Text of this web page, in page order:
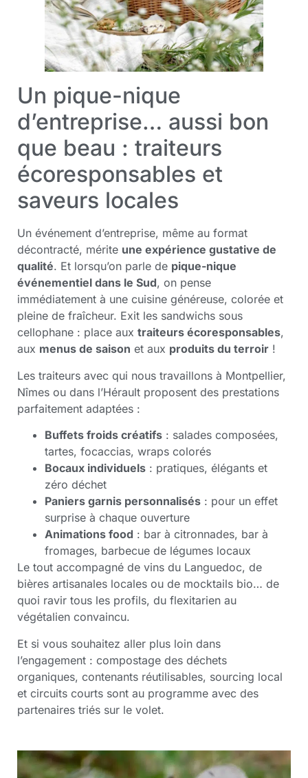
Un pique-nique
d’entreprise… aussi bon
que beau : traiteurs
écoresponsables et
saveurs locales
Un événement d’entreprise, même au format
décontracté, mérite une expérience gustative de
qualité. Et lorsqu’on parle de pique-nique
événementiel dans le Sud, on pense
immédiatement à une cuisine généreuse, colorée et
pleine de fraîcheur. Exit les sandwichs sous
cellophane : place aux traiteurs écoresponsables,
aux menus de saison et aux produits du terroir !
Les traiteurs avec qui nous travaillons à Montpellier,
Nîmes ou dans l’Hérault proposent des prestations
parfaitement adaptées :
Buffets froids créatifs : salades composées,
tartes, focaccias, wraps colorés
Bocaux individuels : pratiques, élégants et
zéro déchet
Paniers garnis personnalisés : pour un effet
surprise à chaque ouverture
Animations food : bar à citronnades, bar à
fromages, barbecue de légumes locaux
Le tout accompagné de vins du Languedoc, de
bières artisanales locales ou de mocktails bio… de
quoi ravir tous les profils, du flexitarien au
végétalien convaincu.
Et si vous souhaitez aller plus loin dans
l’engagement : compostage des déchets
organiques, contenants réutilisables, sourcing local
et circuits courts sont au programme avec des
partenaires triés sur le volet.